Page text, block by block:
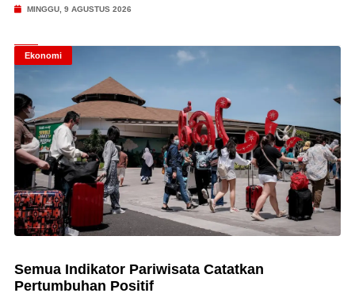
MINGGU, 9 AGUSTUS 2026
Ekonomi
Semua Indikator Pariwisata Catatkan
Pertumbuhan Positif